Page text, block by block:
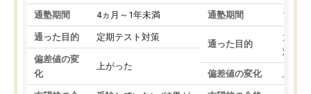
通塾期間 4ヵ月～1年未満
通った目的 定期テスト対策
偏差値の変
化
上がった
通塾期間 1～3
通った目的
大学
対策
偏差値の変化 上が